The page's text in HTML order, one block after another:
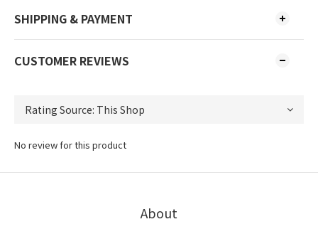
SHIPPING & PAYMENT
CUSTOMER REVIEWS
No review for this product
About